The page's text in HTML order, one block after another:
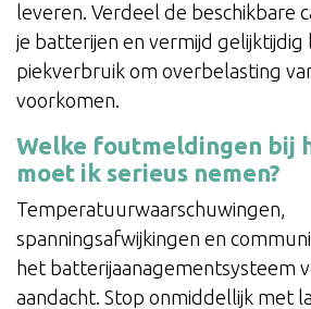
leveren. Verdeel de beschikbare
je batterijen en vermijd gelijktijdig
piekverbruik om overbelasting
voorkomen.
Welke foutmeldingen bij
moet ik serieus nemen?
Temperatuurwaarschuwingen,
spanningsafwijkingen en
het batterijaanagementsysteem
aandacht. Stop onmiddellijk met